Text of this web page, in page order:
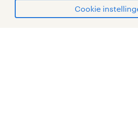
Cookie
solliciteren
RANDSTAD, HUMAN FORWARD